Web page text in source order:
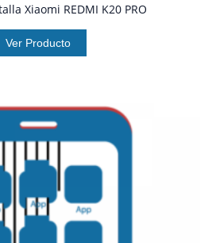
Xiaomi REDMI K20 PRO
Ver Producto